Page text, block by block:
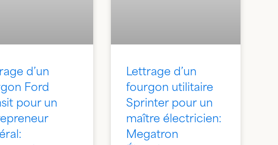
d’un
Ford
pour un
Lettrage d’un
fourgon utilitaire
Sprinter pour un
maître électricien:
Megatron